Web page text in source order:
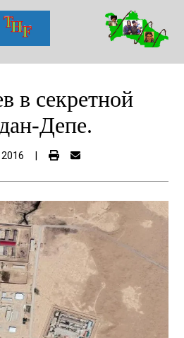
в секретной
Депе.